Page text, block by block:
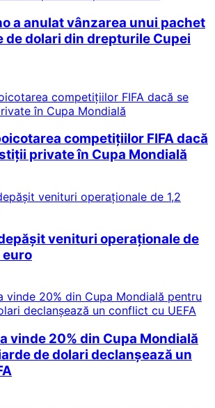
a anulat vânzarea unui pachet
de dolari din drepturile Cupei
competițiilor FIFA dacă
private în Cupa Mondială
venituri operaționale de
euro
vinde 20% din Cupa Mondială
de dolari declanșează un